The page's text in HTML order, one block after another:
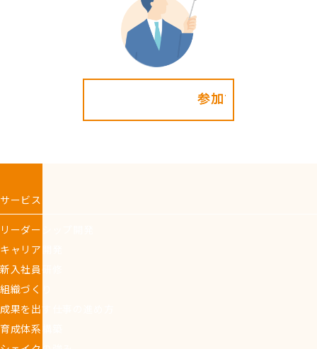
サービス
リーダーシップ開発
キャリア開発
新入社員研修
組織づくり
成果を出す仕事の進め方
育成体系構築